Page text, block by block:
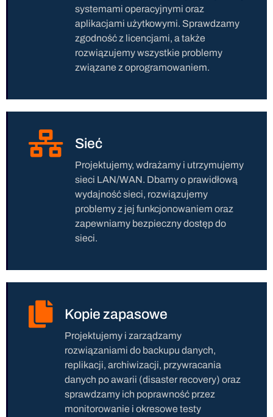
systemami operacyjnymi oraz
aplikacjami użytkowymi. Sprawdzamy
zgodność z licencjami, a także
rozwiązujemy wszystkie problemy
związane z oprogramowaniem.
Sieć
Projektujemy, wdrażamy i utrzymujemy
sieci LAN/WAN. Dbamy o prawidłową
wydajność sieci, rozwiązujemy
problemy z jej funkcjonowaniem oraz
zapewniamy bezpieczny dostęp do
sieci.
Kopie zapasowe
Projektujemy i zarządzamy
rozwiązaniami do backupu danych,
replikacji, archiwizacji, przywracania
danych po awarii (disaster recovery) oraz
sprawdzamy ich poprawność przez
monitorowanie i okresowe testy